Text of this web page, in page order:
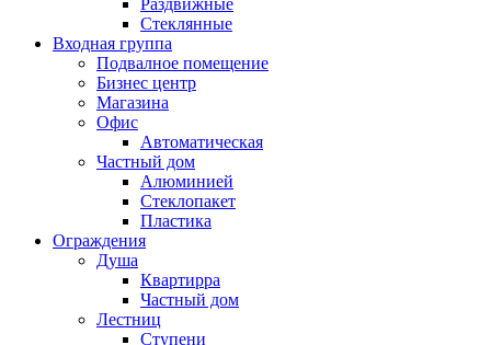
Раздвижные
Стеклянные
Входная группа
Подвалное помещение
Бизнес центр
Магазина
Офис
Автоматическая
Частный дом
Алюминией
Стеклопакет
Пластика
Ограждения
Душа
Квартирра
Частный дом
Лестниц
Ступени